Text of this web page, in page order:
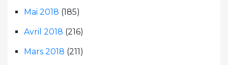
Mai 2018 (185)
Avril 2018 (216)
Mars 2018 (211)